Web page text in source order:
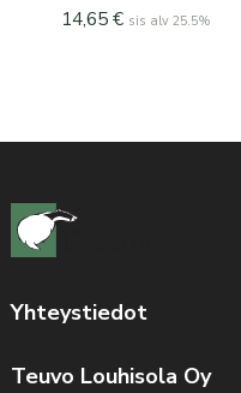
14,65€ sis alv 25.5%
Yhteystiedot
Teuvo Louhisola Oy